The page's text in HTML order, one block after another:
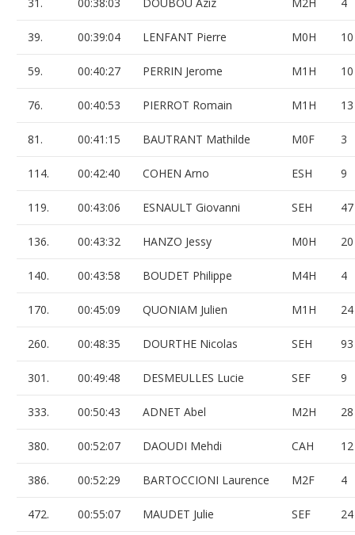
39. 00:39:04 LENFANT Pierre M0H 10
59. 00:40:27 PERRIN Jerome M1H 10
76. 00:40:53 PIERROT Romain M1H 13
81. 00:41:15 BAUTRANT Mathilde M0F 3
114. 00:42:40 COHEN Arno ESH 9
119. 00:43:06 ESNAULT Giovanni SEH 47
136. 00:43:32 HANZO Jessy M0H 20
140. 00:43:58 BOUDET Philippe M4H 4
170. 00:45:09 QUONIAM Julien M1H 24
260. 00:48:35 DOURTHE Nicolas SEH 93
301. 00:49:48 DESMEULLES Lucie SEF 9
333. 00:50:43 ADNET Abel M2H 28
380. 00:52:07 DAOUDI Mehdi CAH 12
386. 00:52:29 BARTOCCIONI Laurence M2F 4
472. 00:55:07 MAUDET Julie SEF 24